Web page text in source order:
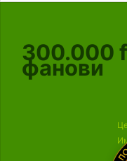
300.000
фанови